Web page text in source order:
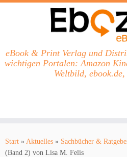
Inhalt
springen
eBook & Print Verlag und
wichtigen Portalen: Amazon
Weltbild,
Start » Aktuelles » Sachbücher &
(Band 2) von Lisa M. Felis